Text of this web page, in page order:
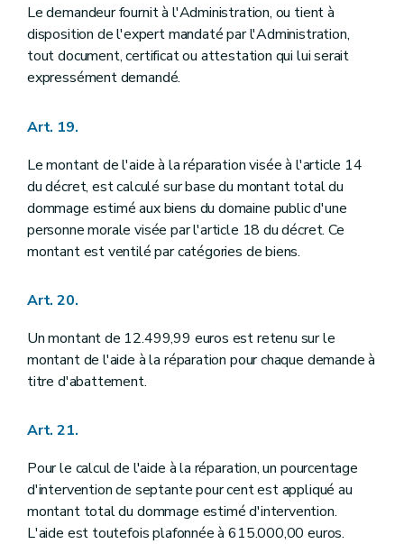
Le demandeur fournit à l'Administration, ou tient à
disposition de l'expert mandaté par l'Administration,
tout document, certificat ou attestation qui lui serait
expressément demandé.
Art. 19.
Le montant de l'aide à la réparation visée à l'article 14
du décret, est calculé sur base du montant total du
dommage estimé aux biens du domaine public d'une
personne morale visée par l'article 18 du décret. Ce
montant est ventilé par catégories de biens.
Art. 20.
Un montant de 12.499,99 euros est retenu sur le
montant de l'aide à la réparation pour chaque demande à
titre d'abattement.
Art. 21.
Pour le calcul de l'aide à la réparation, un pourcentage
d'intervention de septante pour cent est appliqué au
montant total du dommage estimé d'intervention.
L'aide est toutefois plafonnée à 615.000,00 euros.